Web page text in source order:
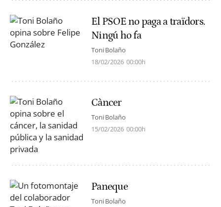
El PSOE no paga a traïdors.
Ningú ho fa
Toni Bolaño
18/02/2026 00:00h
Càncer
Toni Bolaño
15/02/2026 00:00h
Paneque
Toni Bolaño